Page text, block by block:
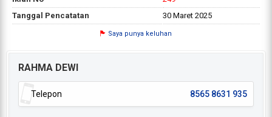
Tanggal Pencatatan
30 Maret 2025
Saya punya keluhan
RAHMA DEWI
Telepon 8565 8631 935